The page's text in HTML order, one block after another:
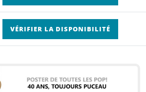
VÉRIFIER LA DISPONIBILITÉ